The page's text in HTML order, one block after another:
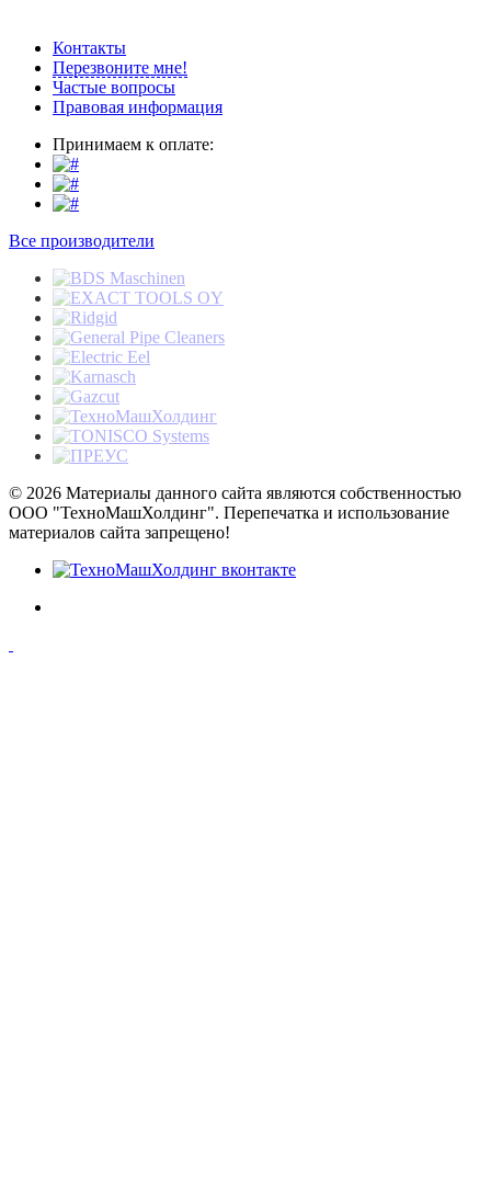
Контакты
Перезвоните мне!
Частые вопросы
Правовая информация
Принимаем к оплате:
Все производители
© 2026 Материалы данного сайта являются собственностью
ООО "ТехноМашХолдинг". Перепечатка и использование
материалов сайта запрещено!